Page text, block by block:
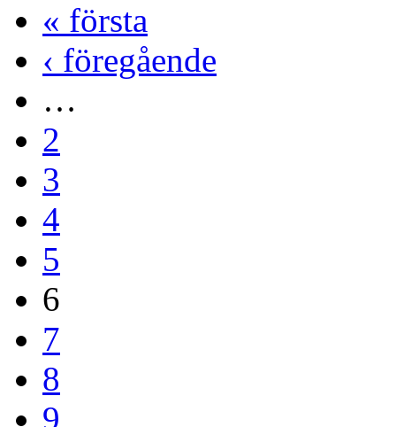
« första
‹ föregående
…
2
3
4
5
6
7
8
9